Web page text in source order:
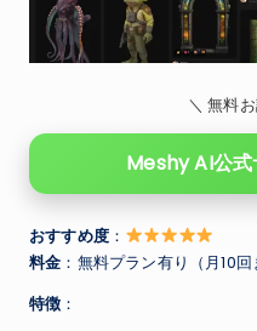
＼ 無料
Meshy AI公式
おすすめ度 ：
料金 ：無料プラン有り（月10
特徴 ：